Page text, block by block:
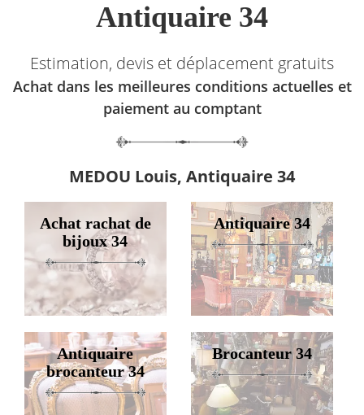
Antiquaire 34
Estimation, devis et déplacement gratuits
Achat dans les meilleures conditions actuelles et
paiement au comptant
MEDOU Louis, Antiquaire 34
Achat rachat de
bijoux 34
Antiquaire 34
Antiquaire
brocanteur 34
Brocanteur 34